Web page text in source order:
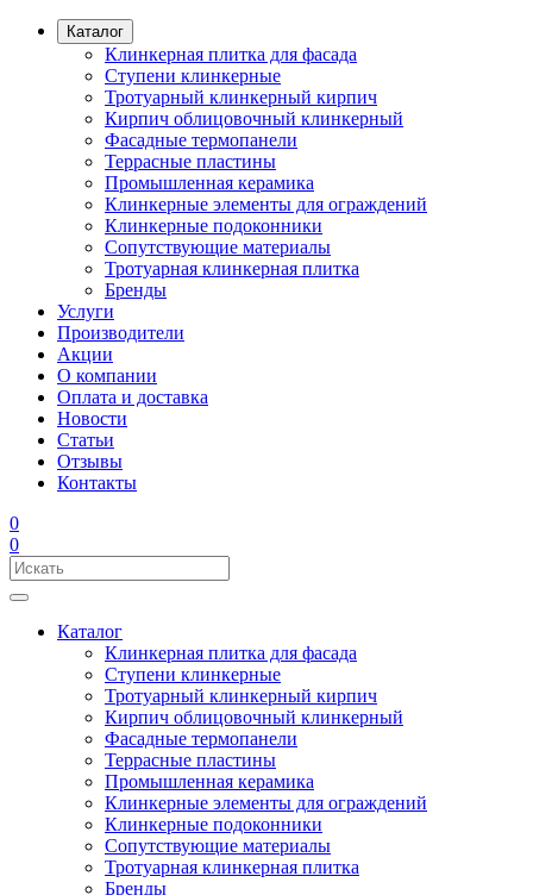
Каталог
Клинкерная плитка для фасада
Ступени клинкерные
Тротуарный клинкерный кирпич
Кирпич облицовочный клинкерный
Фасадные термопанели
Террасные пластины
Промышленная керамика
Клинкерные элементы для ограждений
Клинкерные подоконники
Сопутствующие материалы
Тротуарная клинкерная плитка
Бренды
Услуги
Производители
Акции
О компании
Оплата и доставка
Новости
Статьи
Отзывы
Контакты
0
0
Каталог
Клинкерная плитка для фасада
Ступени клинкерные
Тротуарный клинкерный кирпич
Кирпич облицовочный клинкерный
Фасадные термопанели
Террасные пластины
Промышленная керамика
Клинкерные элементы для ограждений
Клинкерные подоконники
Сопутствующие материалы
Тротуарная клинкерная плитка
Бренды